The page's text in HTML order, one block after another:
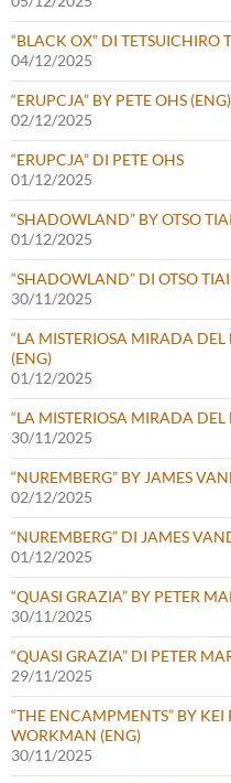
“BLACK OX” DI TETSUICHIRO
04/12/2025
“ERUPCJA” BY PETE OHS (ENG)
02/12/2025
“ERUPCJA” DI PETE OHS
01/12/2025
“SHADOWLAND” BY OTSO
01/12/2025
“SHADOWLAND” DI OTSO
30/11/2025
“LA MISTERIOSA MIRADA DEL
(ENG)
01/12/2025
“LA MISTERIOSA MIRADA
30/11/2025
“NUREMBERG” BY JAMES
02/12/2025
“NUREMBERG” DI JAMES
01/12/2025
“QUASI GRAZIA” BY PETER
30/11/2025
“QUASI GRAZIA” DI PETER
29/11/2025
“THE ENCAMPMENTS” BY
WORKMAN (ENG)
30/11/2025